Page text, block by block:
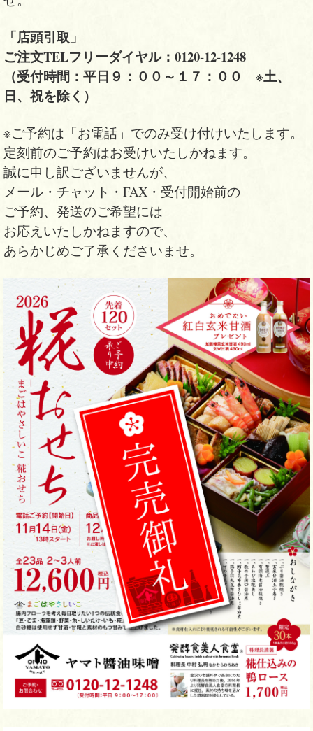
「店頭引取」
ご注文TELフリーダイヤル：0120-12-1248
（受付時間：平日９：００～１７：００ ※土、
日、祝を除く）
※ご予約は「お電話」でのみ受け付けいたします。
定刻前のご予約はお受けいたしかねます。
誠に申し訳ございませんが、
メール・チャット・FAX・受付開始前の
ご予約、発送のご希望には
お応えいたしかねますので、
あらかじめご了承くださいませ。